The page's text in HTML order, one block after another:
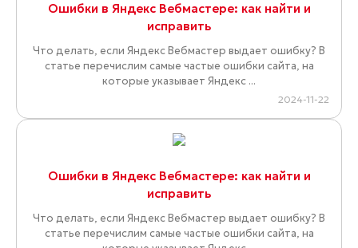
Ошибки в Яндекс Вебмастере: как найти и
исправить
Что делать, если Яндекс Вебмастер выдает ошибку? В
статье перечислим самые частые ошибки сайта, на
которые указывает Яндекс ...
2024-11-22
Ошибки в Яндекс Вебмастере: как найти и
исправить
Что делать, если Яндекс Вебмастер выдает ошибку? В
статье перечислим самые частые ошибки сайта, на